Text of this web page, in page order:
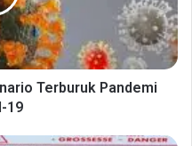
Terburuk Pandemi
19